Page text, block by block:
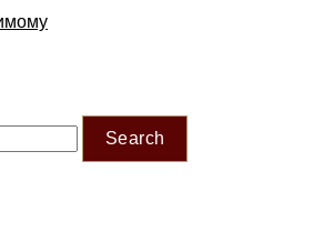
Search